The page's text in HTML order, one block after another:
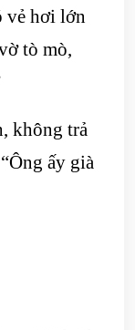
vẻ hơi lớn
tò mò,
không trả
ấy già